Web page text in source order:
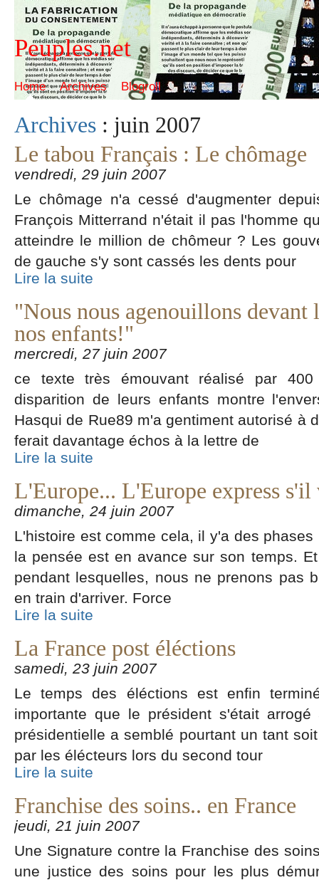
Peuples.net
Home Archives Blogroll
Archives : juin 2007
Le tabou Français : Le chômage
vendredi, 29 juin 2007
Le chômage n'a cessé d'augmenter
François Mitterrand n'était il pas l'homme
atteindre le million de chômeur ? Les
de gauche s'y sont cassés les dents pour
Lire la suite
"Nous nous agenouillons devant
nos enfants!"
mercredi, 27 juin 2007
ce texte très émouvant réalisé par
disparition de leurs enfants montre
Hasqui de Rue89 m'a gentiment autorisé à
ferait davantage échos à la lettre de
Lire la suite
L'Europe... L'Europe express s'il
dimanche, 24 juin 2007
L'histoire est comme cela, il y'a des
la pensée est en avance sur son temps.
pendant lesquelles, nous ne prenons pas
en train d'arriver. Force
Lire la suite
La France post éléctions
samedi, 23 juin 2007
Le temps des éléctions est enfin
importante que le président s'était
présidentielle a semblé pourtant un tant
par les élécteurs lors du second tour
Lire la suite
Franchise des soins.. en France
jeudi, 21 juin 2007
Une Signature contre la Franchise des
une justice des soins pour les plus